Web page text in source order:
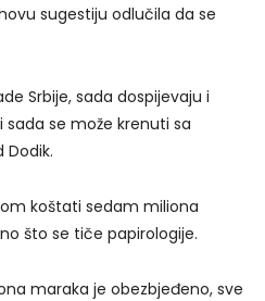
sugestiju odlučila da se
Srbije, sada dospijevaju i
se može krenuti sa
Dodik.
koštati sedam miliona
što se tiče papirologije.
maraka je obezbjeđeno, sve